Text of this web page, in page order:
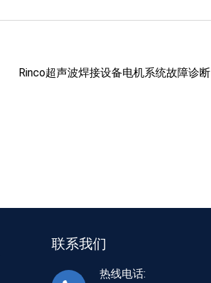
Rinco超声波焊接设备电机系统故障诊断
联系我们
热线电话: